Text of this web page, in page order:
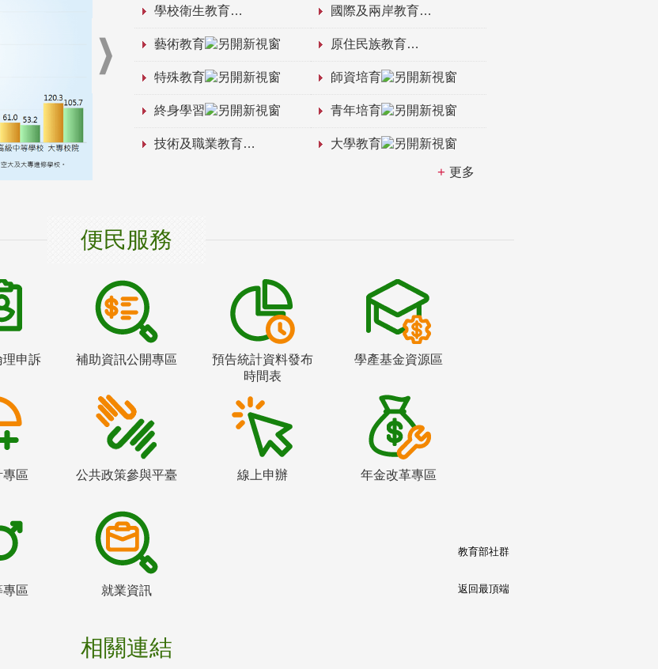
學校衛生教育 國際及兩岸教育
藝術教育 原住民族教育
特殊教育 師資培育
終身學習 青年培育
技術及職業教育 大學教育
更多
便民服務
理申訴 補助資訊公開專區
預告統計資料發布
時間表
學產基金資源區
專區 公共政策參與平臺 線上申辦 年金改革專區
專區 就業資訊
相關連結
教育部社群
返回最頂端